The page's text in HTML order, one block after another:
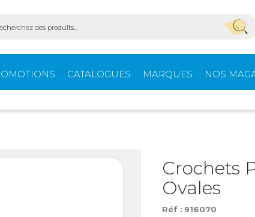
CATALOGUES MARQUES NOS
Crochets
Ovales
Réf : 916070